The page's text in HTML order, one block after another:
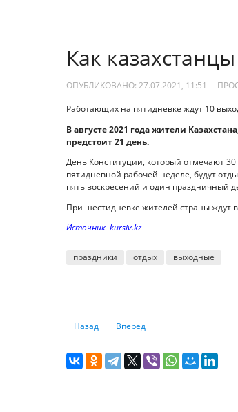
Как
ОПУБЛИКОВАНО: 27.07.2021, 11:51
Работающих на пятидневке ждут 10
В августе 2021 года жители
предстоит 21 день.
День Конституции, который отмечают
пятидневной рабочей неделе, будут
пять воскресений и один праздничный
При шестидневке жителей страны ждут
Источник kursiv.kz
праздники отдых выходные
Предыдущий: В Казахстане
Назад Следующий: Авиарейс
Вперед